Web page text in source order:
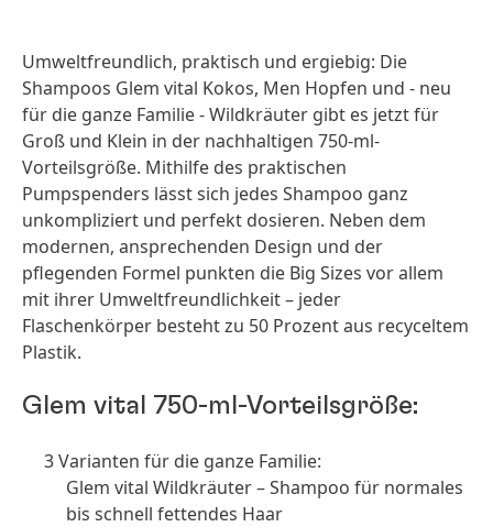
Umweltfreundlich, praktisch und ergiebig: Die
Shampoos Glem vital Kokos, Men Hopfen und - neu
für die ganze Familie - Wildkräuter gibt es jetzt für
Groß und Klein in der nachhaltigen 750-ml-
Vorteilsgröße. Mithilfe des praktischen
Pumpspenders lässt sich jedes Shampoo ganz
unkompliziert und perfekt dosieren. Neben dem
modernen, ansprechenden Design und der
pflegenden Formel punkten die Big Sizes vor allem
mit ihrer Umweltfreundlichkeit – jeder
Flaschenkörper besteht zu 50 Prozent aus recyceltem
Plastik.
Glem vital 750-ml-Vorteilsgröße:
3 Varianten für die ganze Familie:
Glem vital Wildkräuter – Shampoo für normales
bis schnell fettendes Haar